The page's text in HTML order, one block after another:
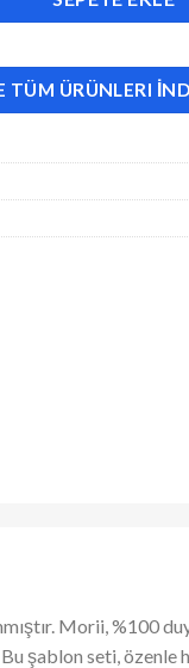
TÜM ÜRÜNLERI
Morii, %100
seti, özenle